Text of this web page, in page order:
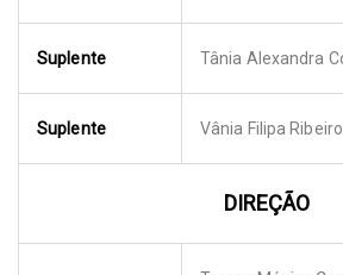
Suplente Tânia Alexandra
Suplente Vânia Filipa
DIREÇÃO